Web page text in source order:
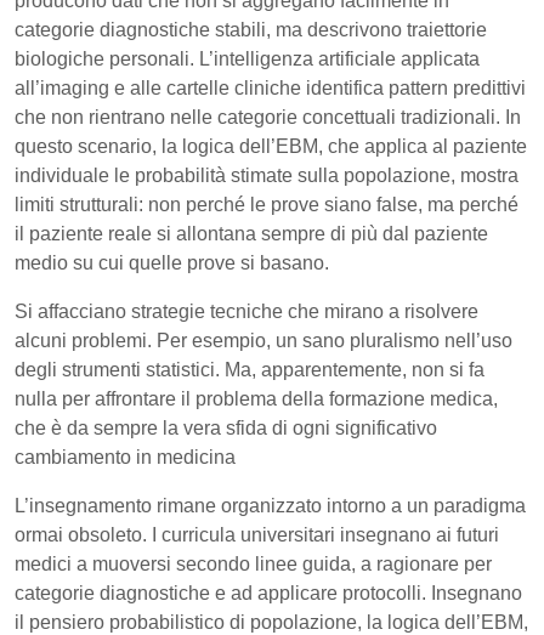
categorie diagnostiche stabili, ma descrivono traiettorie
biologiche personali. L’intelligenza artificiale applicata
all’imaging e alle cartelle cliniche identifica pattern predittivi
che non rientrano nelle categorie concettuali tradizionali. In
questo scenario, la logica dell’EBM, che applica al paziente
individuale le probabilità stimate sulla popolazione, mostra
limiti strutturali: non perché le prove siano false, ma perché
il paziente reale si allontana sempre di più dal paziente
medio su cui quelle prove si basano.
Si affacciano strategie tecniche che mirano a risolvere
alcuni problemi. Per esempio, un sano pluralismo nell’uso
degli strumenti statistici. Ma, apparentemente, non si fa
nulla per affrontare il problema della formazione medica,
che è da sempre la vera sfida di ogni significativo
cambiamento in medicina
L’insegnamento rimane organizzato intorno a un paradigma
ormai obsoleto. I curricula universitari insegnano ai futuri
medici a muoversi secondo linee guida, a ragionare per
categorie diagnostiche e ad applicare protocolli. Insegnano
il pensiero probabilistico di popolazione, la logica dell’EBM,